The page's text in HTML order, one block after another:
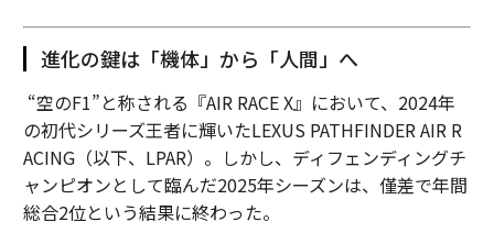
進化の鍵は「機体」から「人間」へ
“空のF1”と称される『AIR RACE X』において、2024年
の初代シリーズ王者に輝いたLEXUS PATHFINDER AIR R
ACING（以下、LPAR）。しかし、ディフェンディングチ
ャンピオンとして臨んだ2025年シーズンは、僅差で年間
総合2位という結果に終わった。